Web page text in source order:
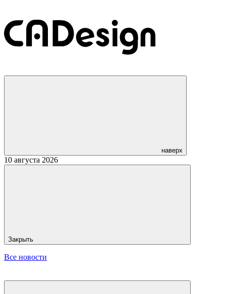
наверх
10 августа 2026
Закрыть
Все новости